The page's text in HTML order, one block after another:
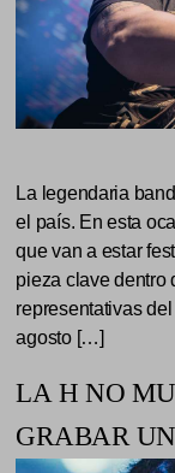
La legendaria
el país. En esta
que van a estar
pieza clave dentro
representativas
agosto […]
LA H NO
GRABAR